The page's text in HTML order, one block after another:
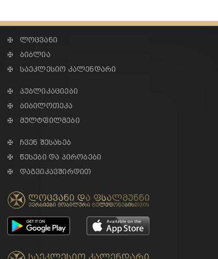
✠ ლოცვანი
✠ ბიბლია
✠ საეკლესიო კალენდარი
✠ პუბლიკაციები
✠ ბიბილოთეკა
✠ მულტფილმები
✠ ჩვენ შესახებ
✠ წესები და პირობები
✠ დაგვიკავშირდით